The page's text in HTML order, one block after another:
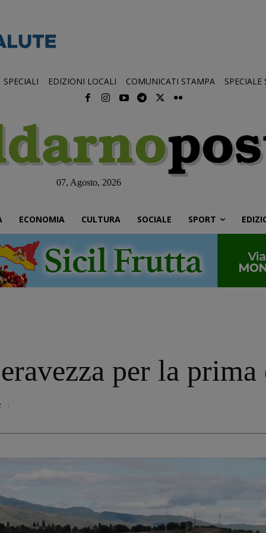
SPECIALI EDIZIONI LOCALI COMUNICATI STAMPA SPECIALE
07, Agosto, 2026
ECONOMIA CULTURA SOCIALE SPORT
per la